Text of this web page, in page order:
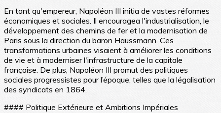
En tant qu'empereur, Napoléon III initia de vastes réformes
économiques et sociales. Il encouragea l'industrialisation, le
développement des chemins de fer et la modernisation de
Paris sous la direction du baron Haussmann. Ces
transformations urbaines visaient à améliorer les conditions
de vie et à moderniser l'infrastructure de la capitale
française. De plus, Napoléon III promut des politiques
sociales progressistes pour l’époque, telles que la légalisation
des syndicats en 1864.
#### Politique Extérieure et Ambitions Impériales